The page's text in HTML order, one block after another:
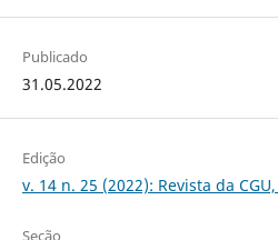
Publicado
31.05.2022
Edição
v. 14 n. 25 (2022): Revista da
Seção